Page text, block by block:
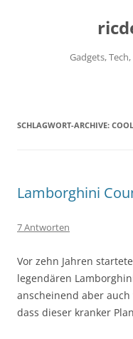
Gadgets,
SCHLAGWORT-ARCHIVE: COOL
Lamborghini
7 Antworten
Vor zehn Jahren
legendären
anscheinend aber
dass dieser kranker